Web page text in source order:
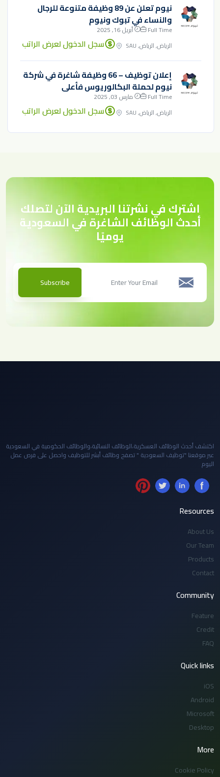
نيوم تعلن عن 89 وظيفة متنوعة للرجال
والنساء في تبوك ونيوم
Full Time
أبريل 16, 2025
الرياض, الرياض, SAU
سجل الدخول لعرض الراتب
إعلان توظيف – 66 وظيفة شاغرة في شركة
نيوم لحملة البكالوريوس فأعلى
Full Time
مارس 03, 2025
الرياض, الرياض, SAU
سجل الدخول لعرض الراتب
اشترك في نشرتنا البريدية الآن لتصلك
أحدث الوظائف الشاغرة في السعودية
يوميًا
Subscribe
اكتشف أحدث الوظائف العسكرية،الوظائف النسائية،والوظائف الحكومية في السعودية
عبر موقعنا "توظيف السعودية " تصفح وظائف أبشر للتوظيف واحصل على فرص عمل
اليوم
Resources
About Us
Our Team
Products
Contact
Community
Feature
Credit
FAQ
Quick links
iOS
Android
Microsoft
Desktop
More
Cookie Policy